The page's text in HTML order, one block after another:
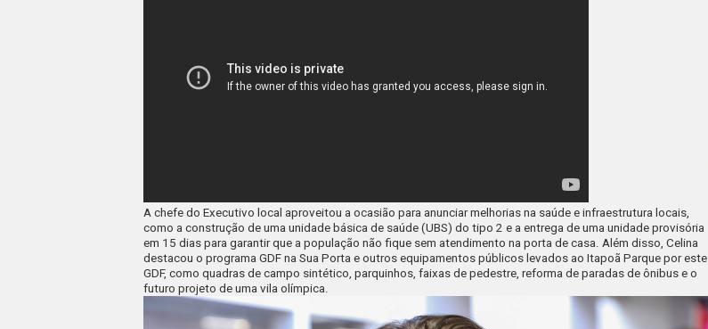
A chefe do Executivo local aproveitou a ocasião para anunciar melhorias na saúde e infraestrutura locais,
como a construção de uma unidade básica de saúde (UBS) do tipo 2 e a entrega de uma unidade provisória
em 15 dias para garantir que a população não fique sem atendimento na porta de casa. Além disso, Celina
destacou o programa GDF na Sua Porta e outros equipamentos públicos levados ao Itapoã Parque por este
GDF, como quadras de campo sintético, parquinhos, faixas de pedestre, reforma de paradas de ônibus e o
futuro projeto de uma vila olímpica.